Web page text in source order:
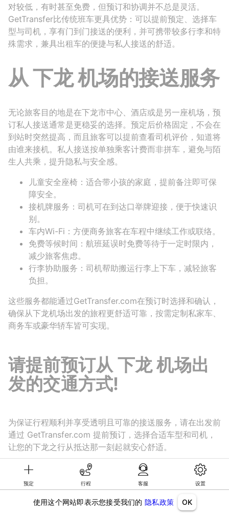
预定 行程 客服 设置
使用这个网站即表示您接受我们的 隐私政策 OK
对较低，有时甚至免费，但预订和协调并不总是灵活。
GetTransfer比传统班车更具优势：可以提前预定、选择车
型与司机，享有门到门接送的便利，并可携带较多行李和特
殊需求，兼具出租车的便捷与私人接送的舒适。
从 下龙 机场的接送服务
无论旅客目的地是在下龙市中心、酒店或是另一座机场，预
订私人接送通常是更稳妥的选择。预定后价格固定，不会在
到站时突然提高，而且旅客可以提前查看司机评价，知道将
由谁来接机。私人接送按单独乘客计费而非拼车，避免与陌
生人共乘，提升隐私与安全感。
儿童安全座椅：适合带小孩的家庭，提前备注即可保
障安全。
接机牌服务：司机可在到达口举牌迎接，便于快速识
别。
车内Wi-Fi：方便商务旅客在车程中继续工作或联络。
免费等候时间：航班延误时免费等待于一定时限内，
减少旅客焦虑。
行李协助服务：司机帮助搬运行李上下车，减轻旅客
负担。
这些服务都能通过GetTransfer.com在预订时选择和确认，
确保从下龙机场出发的旅程更舒适可靠，按需定制私家车、
商务车或豪华轿车皆可实现。
请提前预订从 下龙 机场出
发的交通方式!
为保证行程顺利并享受透明且可靠的接送服务，请在出发前
通过 GetTransfer.com 提前预订，选择合适车型和司机，
让您的下龙之行从抵达那一刻起就安心舒适。
©KG GLOBAL LIMITED. GetTransfer® is trademark of KG GLOBAL LIMITED.